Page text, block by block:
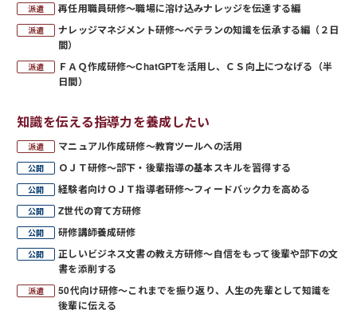
再任用職員研修～職場に溶け込みナレッジを伝達する編
ナレッジマネジメント研修～ベテランの知識を伝承する編（２日
間）
ＦＡＱ作成研修～ChatGPTを活用し、ＣＳ向上につなげる（半
日間）
知識を伝える指導力を養成したい
マニュアル作成研修～教育ツールへの活用
ＯＪＴ研修～部下・後輩指導の基本スキルを習得する
経験者向けＯＪＴ指導者研修～フィードバック力を高める
Z世代の育て方研修
研修講師養成研修
正しいビジネス文書の教え方研修～自信をもって後輩や部下の文
書を添削する
50代向け研修～これまでを振り返り、人生の先輩として知識を
後輩に伝える